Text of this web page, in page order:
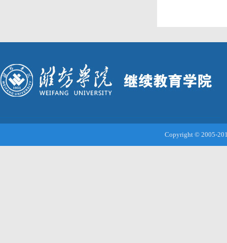
Copyright © 2005-